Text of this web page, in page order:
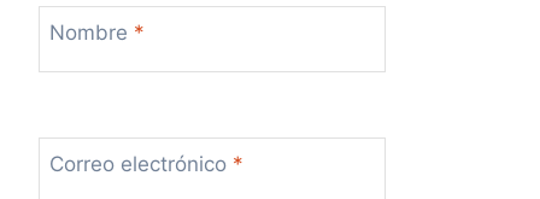
Nombre *
Correo electrónico *